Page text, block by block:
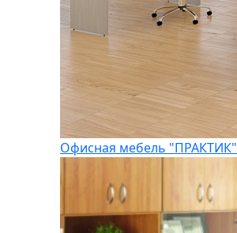
Офисная мебель "ПРАКТИК"